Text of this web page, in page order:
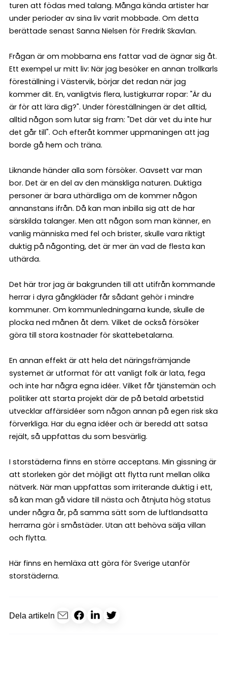
turen att födas med talang. Många kända artister har
under perioder av sina liv varit mobbade. Om detta
berättade senast Sanna Nielsen för Fredrik Skavlan.
Frågan är om mobbarna ens fattar vad de ägnar sig åt.
Ett exempel ur mitt liv: När jag besöker en annan trollkarls
föreställning i Västervik, börjar det redan när jag
kommer dit. En, vanligtvis flera, lustigkurrar ropar: "Är du
är för att lära dig?". Under föreställningen är det alltid,
alltid någon som lutar sig fram: "Det där vet du inte hur
det går till". Och efteråt kommer uppmaningen att jag
borde gå hem och träna.
Liknande händer alla som försöker. Oavsett var man
bor. Det är en del av den mänskliga naturen. Duktiga
personer är bara uthärdliga om de kommer någon
annanstans ifrån. Då kan man inbilla sig att de har
särskilda talanger. Men att någon som man känner, en
vanlig människa med fel och brister, skulle vara riktigt
duktig på någonting, det är mer än vad de flesta kan
uthärda.
Det här tror jag är bakgrunden till att utifrån kommande
herrar i dyra gångkläder får sådant gehör i mindre
kommuner. Om kommunledningarna kunde, skulle de
plocka ned månen åt dem. Vilket de också försöker
göra till stora kostnader för skattebetalarna.
En annan effekt är att hela det näringsfrämjande
systemet är utformat för att vanligt folk är lata, fega
och inte har några egna idéer. Vilket får tjänstemän och
politiker att starta projekt där de på betald arbetstid
utvecklar affärsidéer som någon annan på egen risk ska
förverkliga. Har du egna idéer och är beredd att satsa
rejält, så uppfattas du som besvärlig.
I storstäderna finns en större acceptans. Min gissning är
att storleken gör det möjligt att flytta runt mellan olika
nätverk. När man uppfattas som irriterande duktig i ett,
så kan man gå vidare till nästa och åtnjuta hög status
under några år, på samma sätt som de luftlandsatta
herrarna gör i småstäder. Utan att behöva sälja villan
och flytta.
Här finns en hemläxa att göra för Sverige utanför
storstäderna.
Dela artikeln